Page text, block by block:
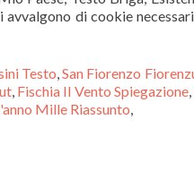
Testo,San Fiorenzo
, Fischia Il Vento Spiegazione,
Mille Riassunto,